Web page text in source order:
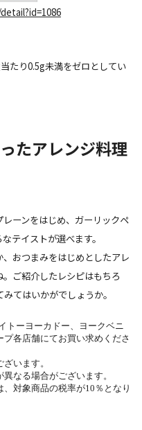
たり0.5g未満をゼロとしてい
たアレンジ料理
ーンをはじめ、ガーリックペ
テイストが選べます。
おつまみをはじめとしたアレ
ご紹介したレシピはもちろ
てはいかがでしょうか。
トーヨーカドー、ヨークベニ
各店舗にてお買い求めくださ
います。
なる場合がございます。
対象商品の税率が10％となり